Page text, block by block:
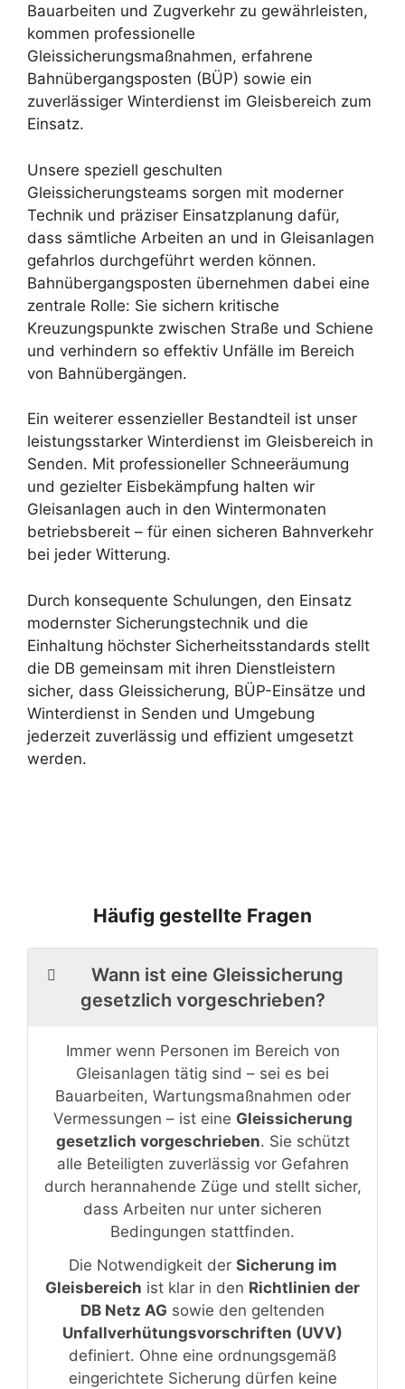
Bauarbeiten und Zugverkehr zu gewährleisten,
kommen professionelle
Gleissicherungsmaßnahmen, erfahrene
Bahnübergangsposten (BÜP) sowie ein
zuverlässiger Winterdienst im Gleisbereich zum
Einsatz.
Unsere speziell geschulten
Gleissicherungsteams sorgen mit moderner
Technik und präziser Einsatzplanung dafür,
dass sämtliche Arbeiten an und in Gleisanlagen
gefahrlos durchgeführt werden können.
Bahnübergangsposten übernehmen dabei eine
zentrale Rolle: Sie sichern kritische
Kreuzungspunkte zwischen Straße und Schiene
und verhindern so effektiv Unfälle im Bereich
von Bahnübergängen.
Ein weiterer essenzieller Bestandteil ist unser
leistungsstarker Winterdienst im Gleisbereich in
Senden. Mit professioneller Schneeräumung
und gezielter Eisbekämpfung halten wir
Gleisanlagen auch in den Wintermonaten
betriebsbereit – für einen sicheren Bahnverkehr
bei jeder Witterung.
Durch konsequente Schulungen, den Einsatz
modernster Sicherungstechnik und die
Einhaltung höchster Sicherheitsstandards stellt
die DB gemeinsam mit ihren Dienstleistern
sicher, dass Gleissicherung, BÜP-Einsätze und
Winterdienst in Senden und Umgebung
jederzeit zuverlässig und effizient umgesetzt
werden.
Häufig gestellte Fragen
Wann ist eine Gleissicherung
gesetzlich vorgeschrieben?
Immer wenn Personen im Bereich von
Gleisanlagen tätig sind – sei es bei
Bauarbeiten, Wartungsmaßnahmen oder
Vermessungen – ist eine Gleissicherung
gesetzlich vorgeschrieben. Sie schützt
alle Beteiligten zuverlässig vor Gefahren
durch herannahende Züge und stellt sicher,
dass Arbeiten nur unter sicheren
Bedingungen stattfinden.
Die Notwendigkeit der Sicherung im
Gleisbereich ist klar in den Richtlinien der
DB Netz AG sowie den geltenden
Unfallverhütungsvorschriften (UVV)
definiert. Ohne eine ordnungsgemäß
eingerichtete Sicherung dürfen keine